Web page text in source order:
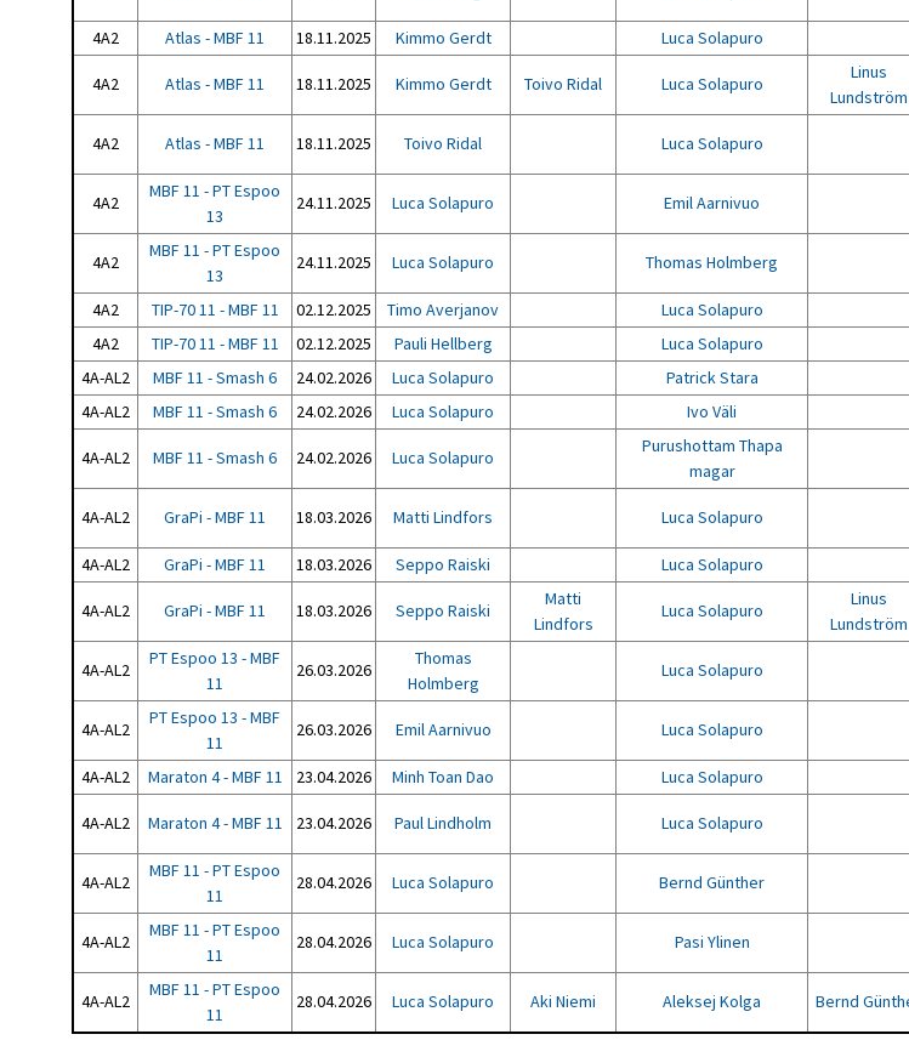
4A2
Atlas - MBF 11 18.11.2025 Kimmo Gerdt Luca Solapuro
4A2 Atlas - MBF 11 18.11.2025 Kimmo Gerdt Toivo Ridal Luca Solapuro
Linus
Lundström
4A2 Atlas - MBF 11 18.11.2025 Toivo Ridal Luca Solapuro
4A2
MBF 11 - PT Espoo
13
24.11.2025 Luca Solapuro Emil Aarnivuo
4A2
MBF 11 - PT Espoo
13
24.11.2025 Luca Solapuro Thomas Holmberg
4A2 TIP-70 11 - MBF 11 02.12.2025 Timo Averjanov Luca Solapuro
4A2
TIP-70 11 - MBF 11 02.12.2025 Pauli Hellberg Luca Solapuro
4A-AL2
MBF 11 - Smash 6 24.02.2026 Luca Solapuro Patrick Stara
4A-AL2
MBF 11 - Smash 6 24.02.2026 Luca Solapuro Ivo Väli
4A-AL2 MBF 11 - Smash 6 24.02.2026 Luca Solapuro
Purushottam Thapa
magar
4A-AL2 GraPi - MBF 11 18.03.2026 Matti Lindfors Luca Solapuro
4A-AL2
GraPi - MBF 11 18.03.2026 Seppo Raiski Luca Solapuro
4A-AL2 GraPi - MBF 11 18.03.2026 Seppo Raiski
Matti
Lindfors
Luca Solapuro
Linus
Lundström
4A-AL2
PT Espoo 13 - MBF
11
26.03.2026
Thomas
Holmberg
Luca Solapuro
4A-AL2
PT Espoo 13 - MBF
11
26.03.2026 Emil Aarnivuo Luca Solapuro
4A-AL2 Maraton 4 - MBF 11 23.04.2026 Minh Toan Dao Luca Solapuro
4A-AL2 Maraton 4 - MBF 11 23.04.2026 Paul Lindholm Luca Solapuro
4A-AL2
MBF 11 - PT Espoo
11
28.04.2026 Luca Solapuro Bernd Günther
4A-AL2
MBF 11 - PT Espoo
11
28.04.2026 Luca Solapuro Pasi Ylinen
4A-AL2
MBF 11 - PT Espoo
11
28.04.2026 Luca Solapuro Aki Niemi Aleksej Kolga Bernd